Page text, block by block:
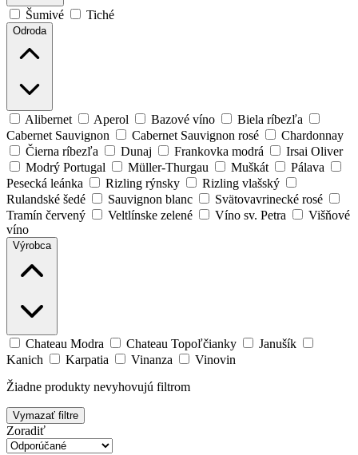
Šumivé Tiché
Odroda
Alibernet Aperol Bazové víno
Biela ríbezľa
Cabernet Sauvignon
Cabernet Sauvignon rosé
Chardonnay
Čierna ríbezľa
Dunaj Frankovka modrá
Irsai Oliver
Modrý Portugal
Müller-Thurgau Muškát
Pálava
Pesecká leánka
Rizling rýnsky
Rizling vlašský
Rulandské šedé
Sauvignon blanc
Svätovavrinecké rosé
Tramín červený
Veltlínske zelené Víno sv. Petra
Višňové
víno
Výrobca
Chateau Modra Chateau Topoľčianky
Janušík
Kanich
Karpatia Vinanza
Vinovin
Žiadne produkty nevyhovujú filtrom
Vymazať filtre
Zoradiť